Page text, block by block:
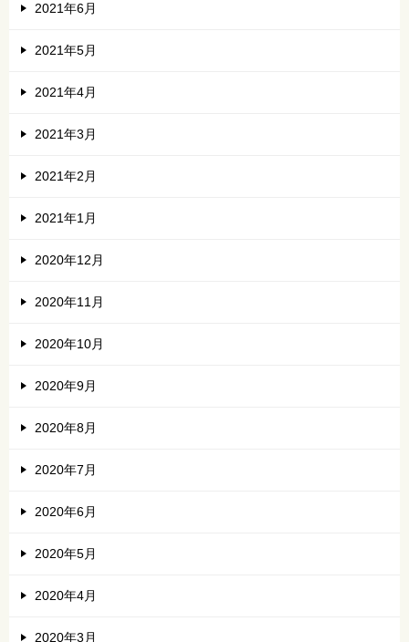
2021年6月
2021年5月
2021年4月
2021年3月
2021年2月
2021年1月
2020年12月
2020年11月
2020年10月
2020年9月
2020年8月
2020年7月
2020年6月
2020年5月
2020年4月
2020年3月